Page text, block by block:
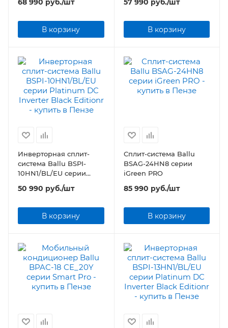
В корзину В корзину
Инверторная сплит-
система Ballu BSPI-
10HN1/BL/EU серии
Platinum DC Inverter
Black Editionr
50 990 руб./шт
В корзину
Сплит-система Ballu
BSAG-24HN8 серии
iGreen PRO
85 990 руб./шт
В корзину